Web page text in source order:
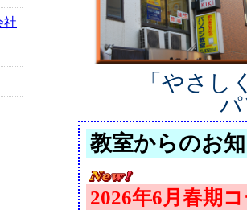
「やさ
教室からのお
2026年6月春期
社